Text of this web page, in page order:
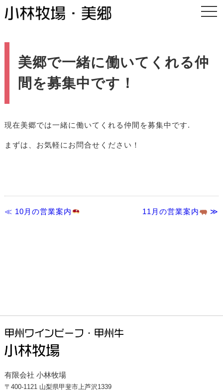
美郷で一緒に働いてくれる仲
間を募集中です！
現在美郷では一緒に働いてくれる仲間を募集中です.
まずは、お気軽にお問合せください！
11月の営業案内 ≫
≪ 10月の営業案内
有限会社 小林牧場
〒400-1121 山梨県甲斐市上芦沢1339